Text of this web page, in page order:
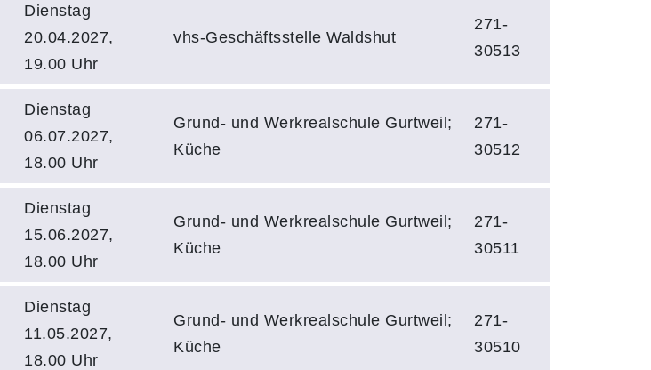
Dienstag
20.04.2027,
19.00 Uhr
vhs-Geschäftsstelle Waldshut
271-
30513
Dienstag
06.07.2027,
18.00 Uhr
Grund- und Werkrealschule Gurtweil;
Küche
271-
30512
Dienstag
15.06.2027,
18.00 Uhr
Grund- und Werkrealschule Gurtweil;
Küche
271-
30511
Dienstag
11.05.2027,
18.00 Uhr
Grund- und Werkrealschule Gurtweil;
Küche
271-
30510